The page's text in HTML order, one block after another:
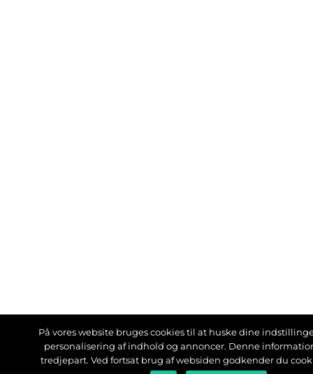
På vores website bruges cookies til at huske dine
personalisering af indhold og annoncer. Denne
tredjepart. Ved fortsat brug af websiden godkender du